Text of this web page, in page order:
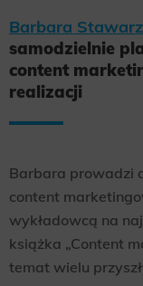
Barbara
samodzielnie
content
realizacji
Barbara prowadzi
content
wykładowcą na
książka „Content
temat wielu